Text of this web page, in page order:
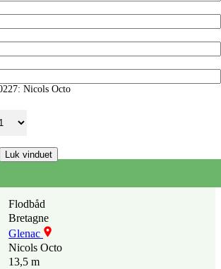
Nicols Octo
Luk vinduet
Flodbåd
Bretagne
Glenac
Nicols Octo
13,5 m